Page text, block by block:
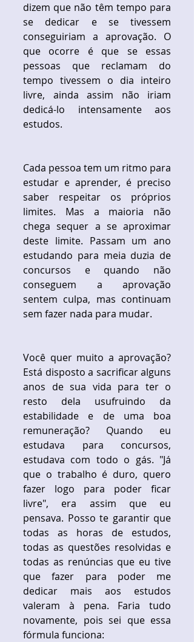
dizem que não têm tempo para
se dedicar e se tivessem
conseguiriam a aprovação. O
que ocorre é que se essas
pessoas que reclamam do
tempo tivessem o dia inteiro
livre, ainda assim não iriam
dedicá-lo intensamente aos
estudos.
Cada pessoa tem um ritmo para
estudar e aprender, é preciso
saber respeitar os próprios
limites. Mas a maioria não
chega sequer a se aproximar
deste limite. Passam um ano
estudando para meia duzia de
concursos e quando não
conseguem a aprovação
sentem culpa, mas continuam
sem fazer nada para mudar.
Você quer muito a aprovação?
Está disposto a sacrificar alguns
anos de sua vida para ter o
resto dela usufruindo da
estabilidade e de uma boa
remuneração? Quando eu
estudava para concursos,
estudava com todo o gás. "Já
que o trabalho é duro, quero
fazer logo para poder ficar
livre", era assim que eu
pensava. Posso te garantir que
todas as horas de estudos,
todas as questões resolvidas e
todas as renúncias que eu tive
que fazer para poder me
dedicar mais aos estudos
valeram à pena. Faria tudo
novamente, pois sei que essa
fórmula funciona: